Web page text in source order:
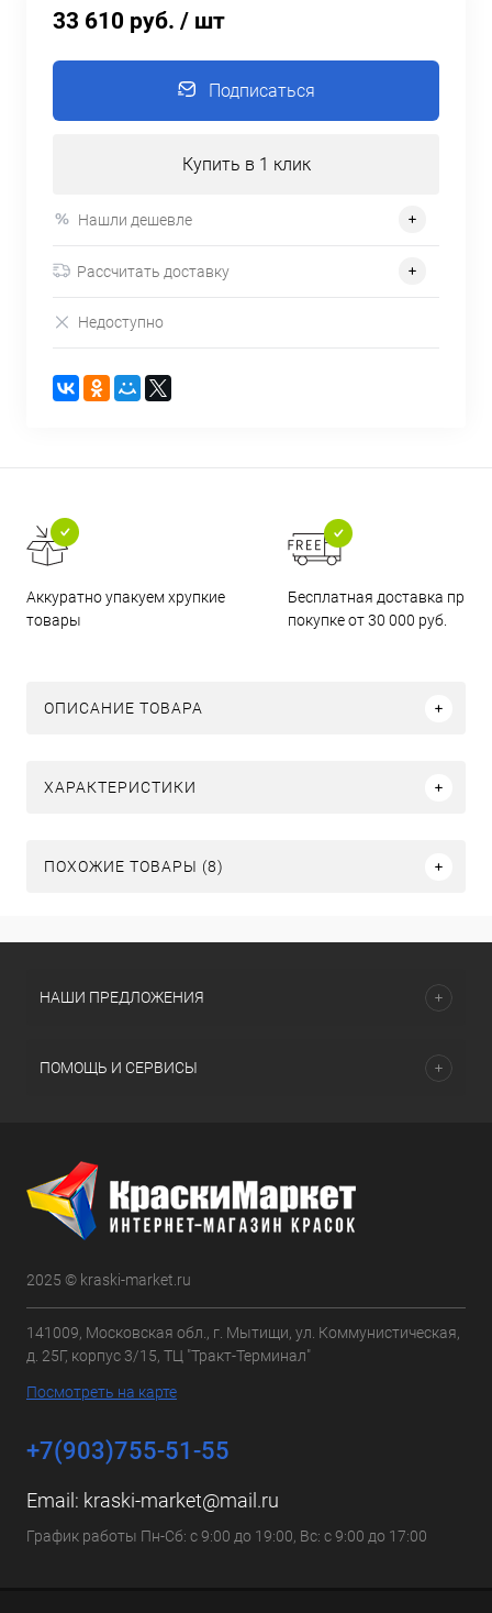
33 610 руб. / шт
Подписаться
Купить в 1 клик
Нашли дешевле
Рассчитать доставку
Недоступно
Аккуратно упакуем хрупкие
товары
Бесплатная доставка при
покупке от 30 000 руб.
ОПИСАНИЕ ТОВАРА
ХАРАКТЕРИСТИКИ
ПОХОЖИЕ ТОВАРЫ (8)
НАШИ ПРЕДЛОЖЕНИЯ
ПОМОЩЬ И СЕРВИСЫ
2025 © kraski-market.ru
141009, Московская обл., г. Мытищи, ул. Коммунистическая,
д. 25Г, корпус 3/15, ТЦ "Тракт-Терминал"
Посмотреть на карте
+7(903)755-51-55
Email: kraski-market@mail.ru
График работы Пн-Сб: с 9:00 до 19:00, Вс: с 9:00 до 17:00